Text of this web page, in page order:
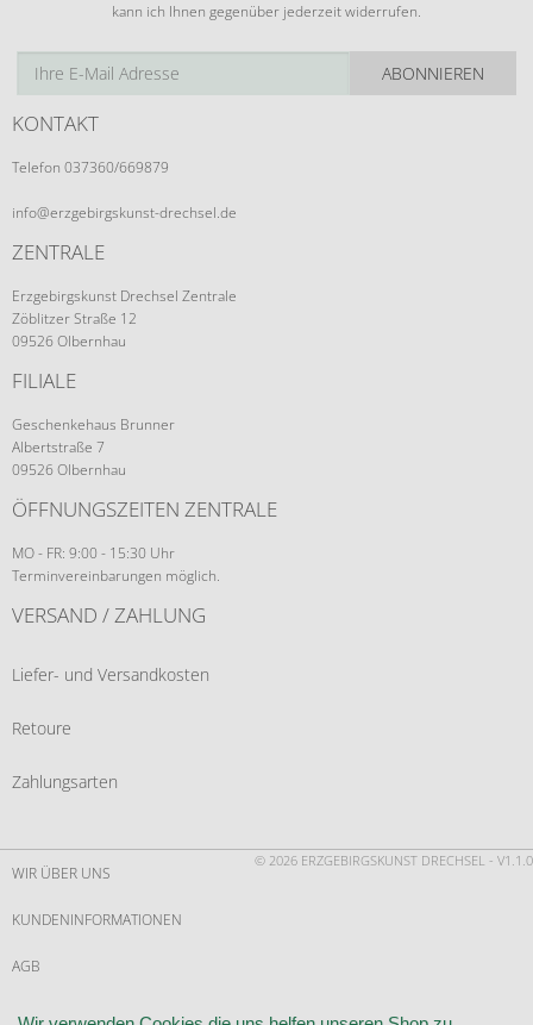
kann ich Ihnen gegenüber jederzeit widerrufen.
ABONNIEREN
KONTAKT
Telefon 037360/669879
info@erzgebirgskunst-drechsel.de
ZENTRALE
Erzgebirgskunst Drechsel Zentrale
Zöblitzer Straße 12
09526 Olbernhau
FILIALE
Geschenkehaus Brunner
Albertstraße 7
09526 Olbernhau
ÖFFNUNGSZEITEN ZENTRALE
MO - FR: 9:00 - 15:30 Uhr
Terminvereinbarungen möglich.
VERSAND / ZAHLUNG
Liefer- und Versandkosten
Retoure
Zahlungsarten
© 2026 ERZGEBIRGSKUNST DRECHSEL - V1.1.0
WIR ÜBER UNS
KUNDENINFORMATIONEN
AGB
WIDERRUF